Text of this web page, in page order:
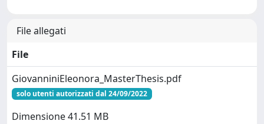
File allegati
File
GiovanniniEleonora_MasterThesis.pdf
solo utenti autorizzati dal 24/09/2022
Dimensione 41.51 MB